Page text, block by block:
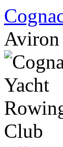
Aviron